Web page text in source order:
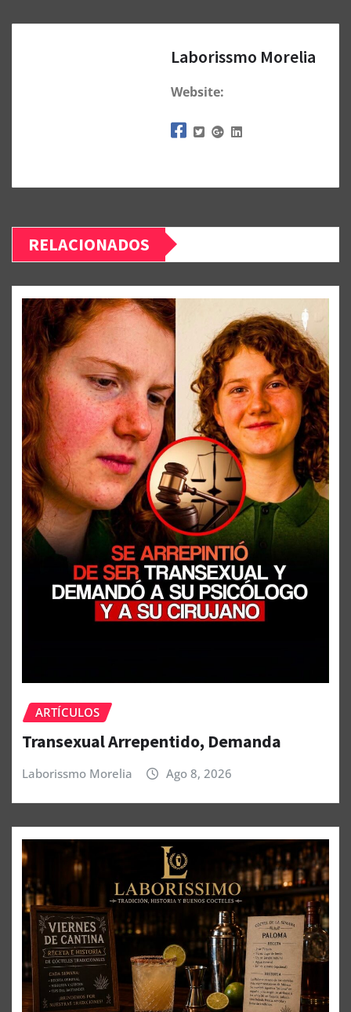
Laborissmo Morelia
Website:
RELACIONADOS
ARTÍCULOS
Transexual Arrepentido, Demanda
Laborissmo Morelia Ago 8, 2026